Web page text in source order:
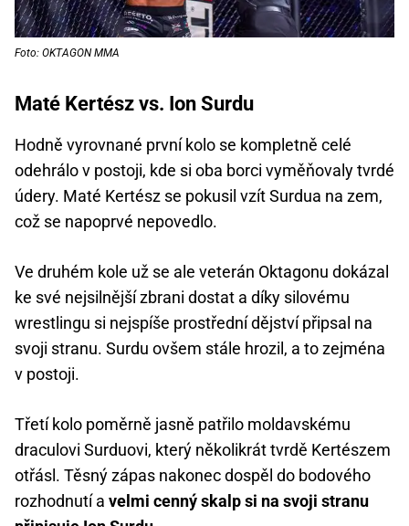
Foto: OKTAGON MMA
Maté Kertész vs. Ion Surdu
Hodně vyrovnané první kolo se kompletně celé
odehrálo v postoji, kde si oba borci vyměňovaly tvrdé
údery. Maté Kertész se pokusil vzít Surdua na zem,
což se napoprvé nepovedlo.
Ve druhém kole už se ale veterán Oktagonu dokázal
ke své nejsilnější zbrani dostat a díky silovému
wrestlingu si nejspíše prostřední dějství připsal na
svoji stranu. Surdu ovšem stále hrozil, a to zejména
v postoji.
Třetí kolo poměrně jasně patřilo moldavskému
draculovi Surduovi, který několikrát tvrdě Kertészem
otřásl. Těsný zápas nakonec dospěl do bodového
rozhodnutí a velmi cenný skalp si na svoji stranu